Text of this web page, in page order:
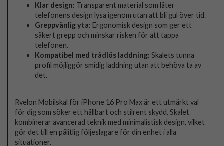
Klar design: Transparent material som låter
telefonens design lysa igenom utan att bli gul över tid.
Greppvänlig yta: Ergonomisk design som ger ett
säkert grepp och minskar risken för att tappa
telefonen.
Kompatibel med trådlös laddning: Skalets tunna
profil möjliggör smidig laddning utan att behöva ta av
det.
Rvelon Mobilskal för iPhone 16 Pro Max är ett utmärkt val
för dig som söker ett hållbart och stilrent skydd. Skalet
kombinerar avancerad teknik med minimalistisk design, vilket
gör det till en pålitlig följeslagare för din enhet i alla
situationer.